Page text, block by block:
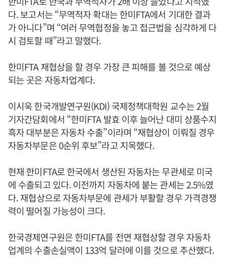
다. 보고서는 “무역적자 확대는 한미FTA에서 기대한 결과
가 아니다”며 “여러 무역협정을 놓고 접근법을 심각하게 다
시 검토할 때”라고 말했다.
한미FTA 재협상을 할 경우 가장 큰 피해를 볼 것으로 예상
되는 곳은 자동차업계다.
이시욱 한국개발연구원(KDI) 국제정책대학원 교수는 2월
기자간담회에서 “한미FTA 발효 이후 늘어난 대미 상품수지
흑자 대부분은 자동차 수출”이라며 “재협상이 이뤄질 경우
자동차부문은 0순위 후보”라고 지목했다.
현재 한미FTA로 한국에서 생산된 자동차는 무관세로 미국
에 수출되고 있다. 이전까지 자동차에 붙는 관세는 2.5%였
다. 재협상으로 자동차부문에 관세가 부활할 경우 가격경쟁
력이 떨어질 가능성이 크다.
한국경제연구원은 한미FTA를 전면 재협상할 경우 자동차
업계의 수출손실액이 133억 달러에 이를 것으로 추산했다.